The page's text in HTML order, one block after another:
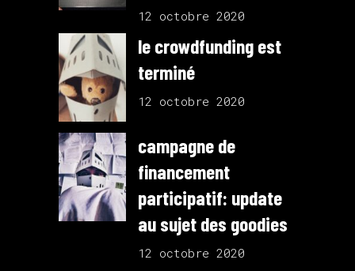
12 octobre 2020
le crowdfunding est
terminé
12 octobre 2020
campagne de
financement
participatif: update
au sujet des goodies
12 octobre 2020